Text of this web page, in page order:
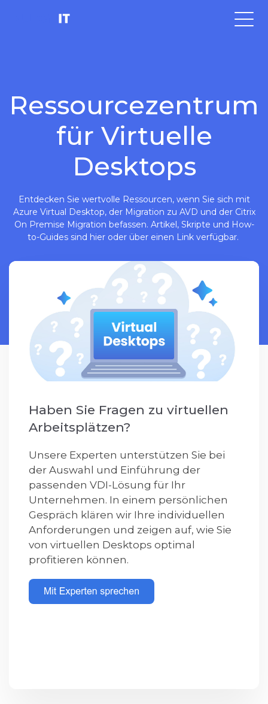
Ressourcezentrum
für Virtuelle
Desktops
Entdecken Sie wertvolle Ressourcen, wenn Sie sich mit
Azure Virtual Desktop, der Migration zu AVD und der Citrix
On Premise Migration befassen. Artikel, Skripte und How-
to-Guides sind hier oder über einen Link verfügbar.
Haben Sie Fragen zu virtuellen
Arbeitsplätzen?
Unsere Experten unterstützen Sie bei
der Auswahl und Einführung der
passenden VDI-Lösung für Ihr
Unternehmen. In einem persönlichen
Gespräch klären wir Ihre individuellen
Anforderungen und zeigen auf, wie Sie
von virtuellen Desktops optimal
profitieren können.